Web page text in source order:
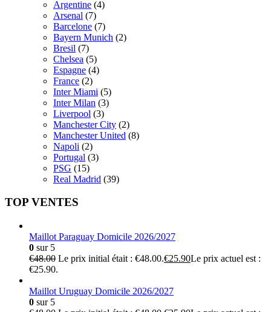
Argentine (4)
Arsenal (7)
Barcelone (7)
Bayern Munich (2)
Bresil (7)
Chelsea (5)
Espagne (4)
France (2)
Inter Miami (5)
Inter Milan (3)
Liverpool (3)
Manchester City (2)
Manchester United (8)
Napoli (2)
Portugal (3)
PSG (15)
Real Madrid (39)
TOP VENTES
Maillot Paraguay Domicile 2026/2027
0 sur 5
€48.00 Le prix initial était : €48.00.€25.90Le prix actuel est :
€25.90.
Maillot Uruguay Domicile 2026/2027
0 sur 5